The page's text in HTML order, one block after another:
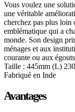
Vous voulez une
une véritable
cherchez pas plus loin
emblématique qui a
monde. Son design
ménages et aux
courante ou aux
Taille : 445mm (L)
Fabriqué en Inde
Avantages